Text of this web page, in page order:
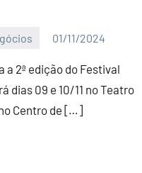
01/11/2024
2ª edição do Festival
dias 09 e 10/11 no Teatro
Centro de […]